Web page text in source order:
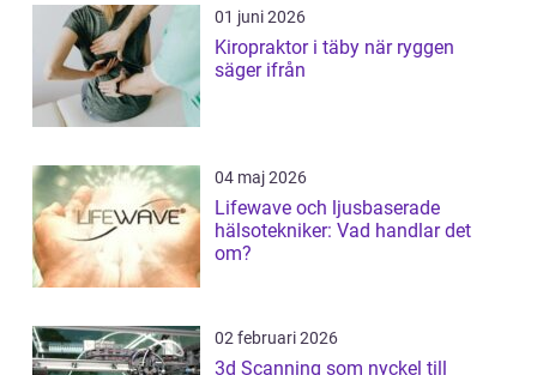
01 juni 2026
Kiropraktor i täby när ryggen
säger ifrån
04 maj 2026
Lifewave och ljusbaserade
hälsotekniker: Vad handlar det
om?
02 februari 2026
3d Scanning som nyckel till